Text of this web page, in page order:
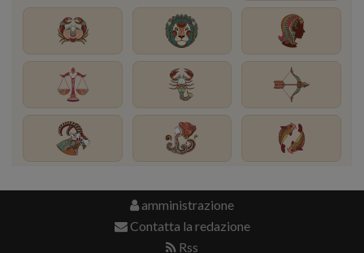
amministrazione
Contatta la redazione
Rss